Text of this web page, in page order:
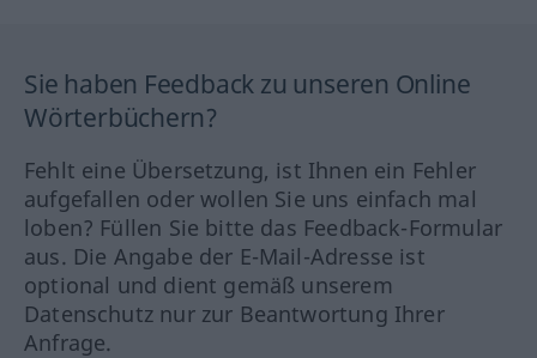
Sie haben Feedback zu unseren Online
Wörterbüchern?
Fehlt eine Übersetzung, ist Ihnen ein Fehler
aufgefallen oder wollen Sie uns einfach mal
loben? Füllen Sie bitte das Feedback-Formular
aus. Die Angabe der E-Mail-Adresse ist
optional und dient gemäß unserem
Datenschutz nur zur Beantwortung Ihrer
Anfrage.